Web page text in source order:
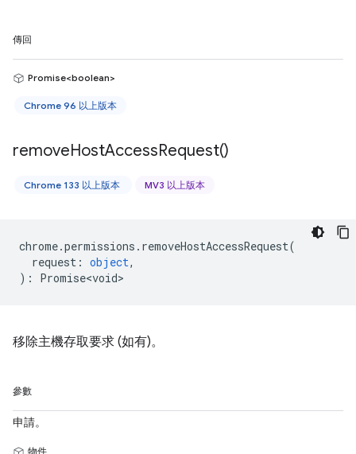
傳回
Promise<boolean>
Chrome 96 以上版本
removeHostAccessRequest()
Chrome 133 以上版本 MV3 以上版本
chrome.permissions . removeHostAccessRequest(
request : object,
) : Promise<void>
移除主機存取要求 (如有)。
參數
申請。
物件